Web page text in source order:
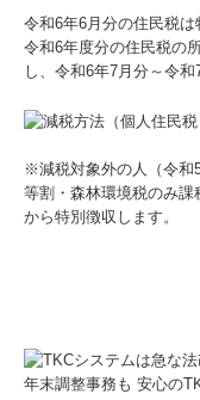
令和6年6月分の住民税は
令和6年度分の住民税の
し、令和6年7月分～令
※減税対象外の人（令和
等割・森林環境税のみ
から特別徴収します。